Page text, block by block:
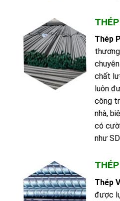
Thép
chất
luôn
công
nhà,
có
như
Thép
được